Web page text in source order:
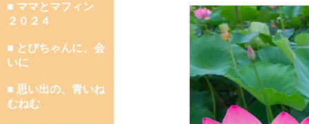
■ ママとマフィン
２０２４
■ とびちゃんに、会
いに
■ 思い出の、青いね
むねむ